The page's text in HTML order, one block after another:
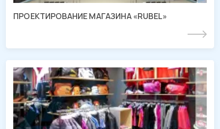
ПРОЕКТИРОВАНИЕ МАГАЗИНА «RUBEL»
Подробнее
СМР магазина «PUMA»
ТРЦ «Красная Площадь», г. Краснодар